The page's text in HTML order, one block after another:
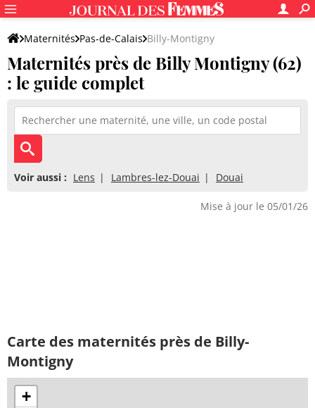
Maternités Pas-de-Calais Billy-Montigny
Maternités près de Billy Montigny (62)
: le guide complet
Voir aussi : Lens Lambres-lez-Douai Douai
Mise à jour le 05/01/26
Carte des maternités près de Billy-
Montigny
+